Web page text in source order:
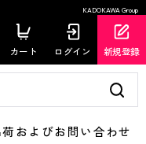
KADOKAWA Group
カート ログイン 新規登録
およびお問い合わせ